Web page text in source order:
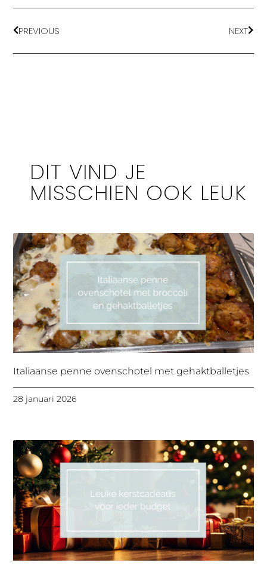
PREVIOUS NEXT
DIT VIND JE
MISSCHIEN OOK LEUK
Italiaanse penne ovenschotel met gehaktballetjes
28 januari 2026